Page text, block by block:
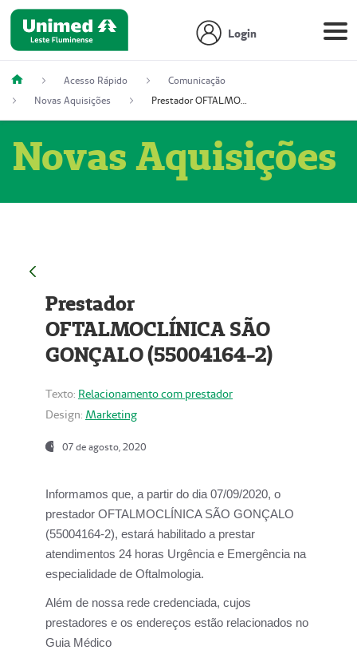
Login
Acesso Rápido
Comunicação
Novas Aquisições
Prestador OFTALMOCLÍNICA SÃO GONÇALO (55004164-2)
Novas Aquisições
Prestador
OFTALMOCLÍNICA SÃO
GONÇALO (55004164-2)
Texto: Relacionamento com prestador
Design: Marketing
07 de agosto, 2020
Informamos que, a partir do dia07/09/2020, o
prestador OFTALMOCLÍNICA SÃO GONÇALO
(55004164-2), estará habilitado a prestar
atendimentos 24 horas Urgência e Emergência na
especialidade de Oftalmologia.
Além de nossa rede credenciada, cujos
prestadores e os endereços estão relacionados no
Guia Médico